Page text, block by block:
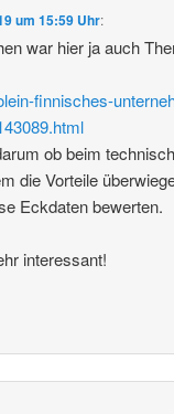
um 15:59 Uhr:
war hier ja auch
finnisches-
ob beim
die Vorteile
Eckdaten bewerten.
interessant!